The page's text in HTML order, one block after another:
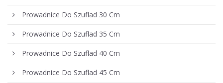
Prowadnice Do Szuflad 30 Cm
Prowadnice Do Szuflad 35 Cm
Prowadnice Do Szuflad 40 Cm
Prowadnice Do Szuflad 45 Cm